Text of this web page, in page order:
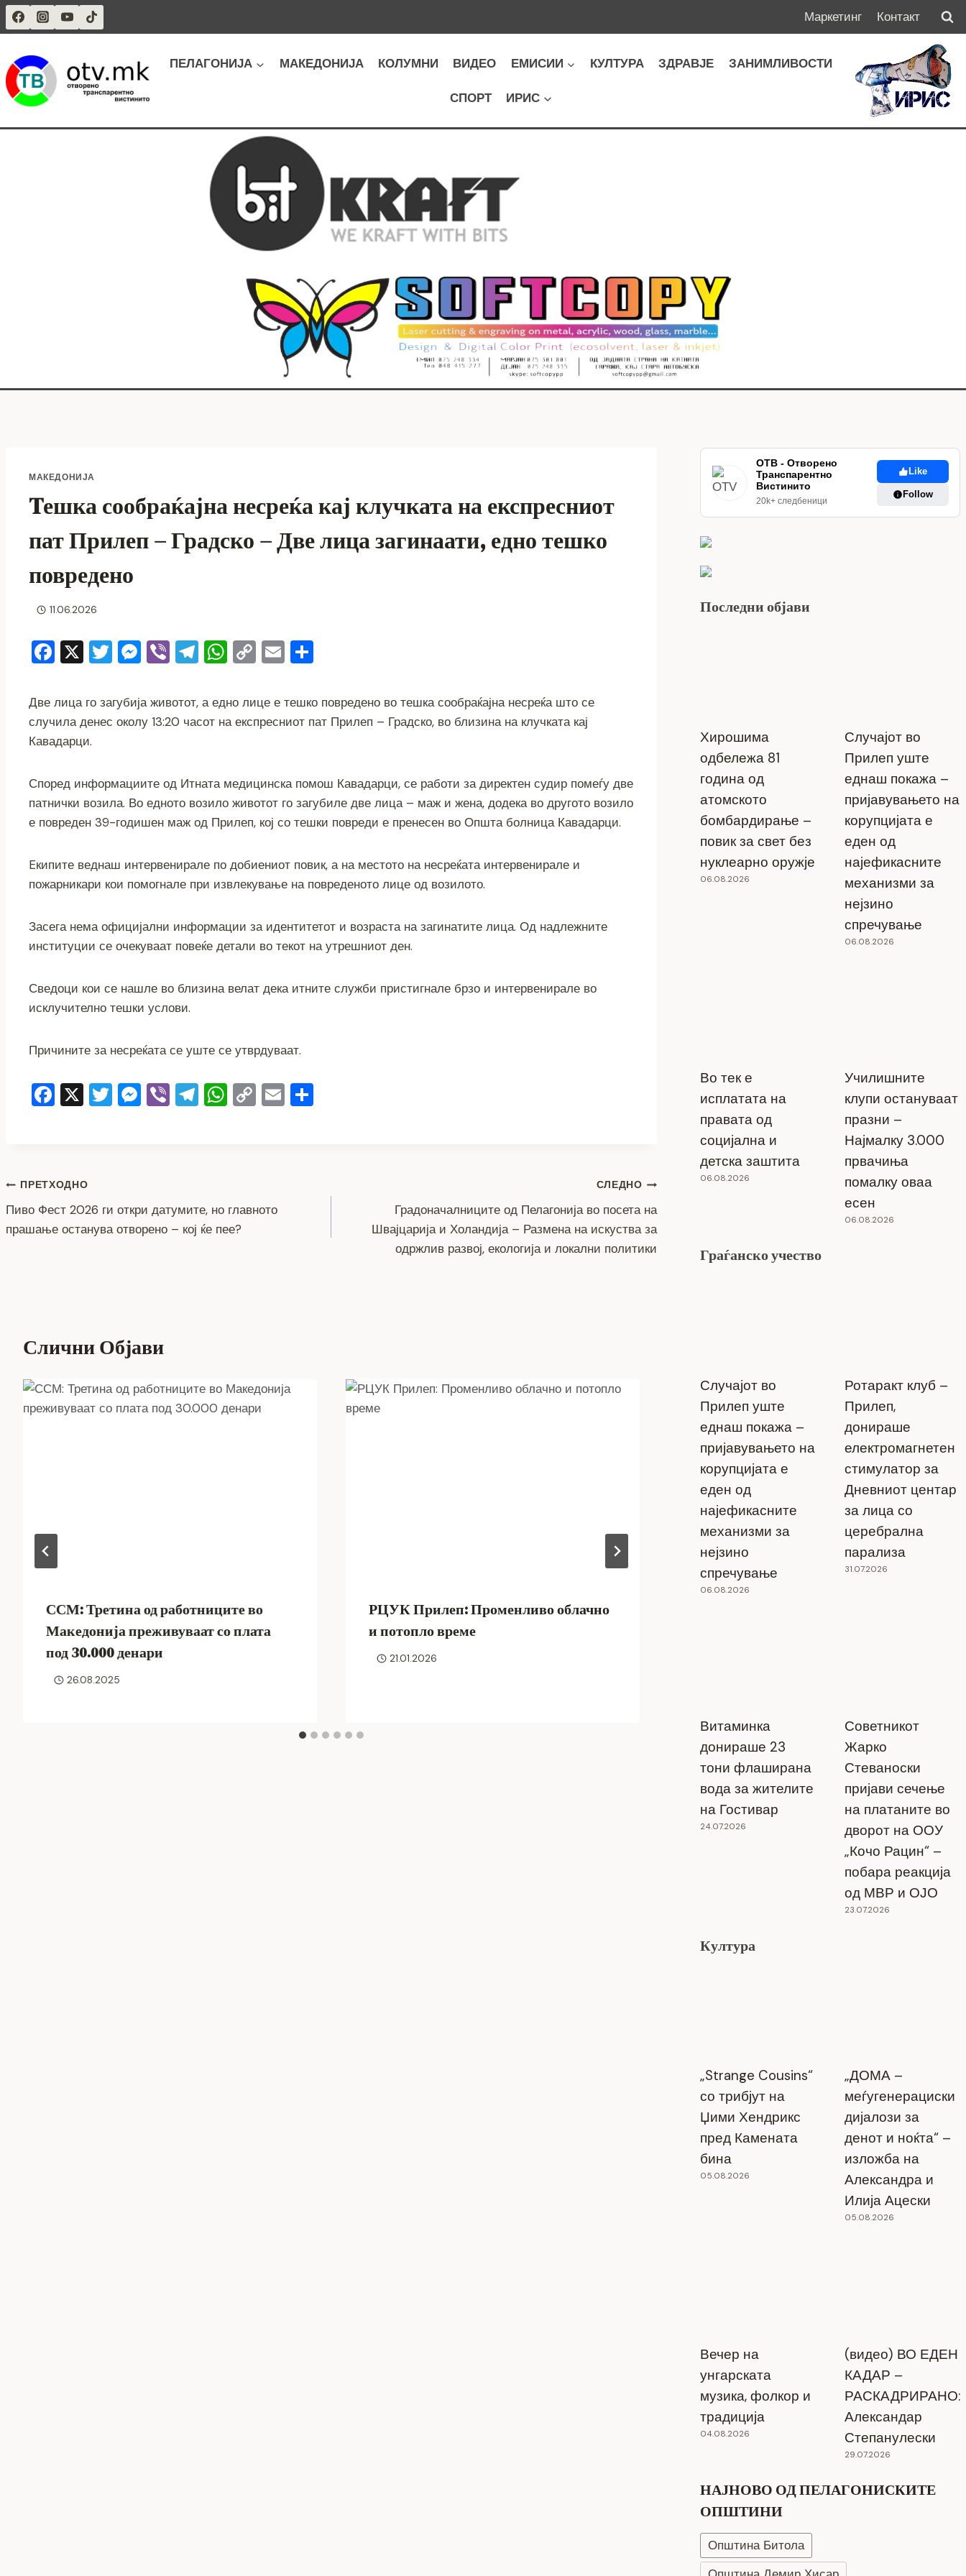
Skip
to
Маркетинг Контакт
ПЕЛАГОНИЈА МАКЕДОНИЈА КОЛУМНИ ВИДЕО ЕМИСИИ КУЛТУРА ЗДРАВЈЕ ЗАНИМЛИВОСТИ
СПОРТ ИРИС
МАКЕДОНИЈА
Tешка сообраќајна несреќа кај клучката на експресниот
пат Прилеп – Градско – Две лица загинаати, едно тешко
повредено
11.06.2026
F
c
e
b
o
k
X T
tt
er
M
ss
e
er
Vi
er
T
e
gr
W
at
s
p
C
p
y
k
E
ai
l
ar
e
Две лица го загубија животот, а едно лице е тешко повредено во тешка сообраќајна несреќа што се
случила денес околу 13:20 часот на експресниот пат Прилеп – Градско, во близина на клучката кај
Кавадарци.
Според информациите од Итната медицинска помош Кавадарци, се работи за директен судир помеѓу две
патнички возила. Во едното возило животот го загубиле две лица – маж и жена, додека во другото возило
е повреден 39-годишен маж од Прилеп, кој со тешки повреди е пренесен во Општа болница Кавадарци.
Eкипите веднаш интервенирале по добиениот повик, а на местото на несреќата интервенирале и
пожарникари кои помогнале при извлекување на повреденото лице од возилото.
Засега нема официјални информации за идентитетот и возраста на загинатите лица. Од надлежните
институции се очекуваат повеќе детали во текот на утрешниот ден.
Сведоци кои се нашле во близина велат дека итните служби пристигнале брзо и интервенирале во
исклучително тешки услови.
Причините за несреќата се уште се утврдуваат.
F
b
o
o
X T M
g
er
Vi T
m
W
p
p
C
n
E
Навигација
на
ПРЕТХОДНО
Пиво Фест 2026 ги откри датумите, но главното
прашање останува отворено – кој ќе пее?
СЛЕДНО
Градоначалниците од Пелагонија во посета на
Швајцарија и Холандија – Размена на искуства за
одржлив развој, екологија и локални политики
Слични Објави
ССМ: Третина од работниците во
Македонија преживуваат со плата
под 30.000 денари
26.08.2025
РЦУК Прилеп: Променливо облачно
и потопло време
21.01.2026
ОТВ - Отворено
Транспарентно
Вистинито
20k+ следбеници
Like
Follow
Последни објави
Хирошима
одбележа 81
година од
атомското
бомбардирање –
повик за свет без
нуклеарно оружје
06.08.2026
Случајот во
Прилеп уште
еднаш покажа –
пријавувањето на
корупцијата е
еден од
најефикасните
механизми за
нејзино
спречување
06.08.2026
Во тек е
исплатата на
правата од
социјална и
детска заштита
06.08.2026
Училишните
клупи остануваат
празни –
Најмалку 3.000
првачиња
помалку оваа
есен
06.08.2026
Граѓанско учество
Случајот во
Прилеп уште
еднаш покажа –
пријавувањето на
корупцијата е
еден од
најефикасните
механизми за
нејзино
спречување
06.08.2026
Ротаракт клуб –
Прилеп,
донираше
електромагнетен
стимулатор за
Дневниот центар
за лица со
церебрална
парализа
31.07.2026
Витаминка
донираше 23
тони флаширана
вода за жителите
на Гостивар
24.07.2026
Советникот
Жарко
Стеваноски
пријави сечење
на платаните во
дворот на ООУ
„Кочо Рацин“ –
побара реакција
од МВР и ОЈО
23.07.2026
Култура
„Strange Cousins“
со трибјут на
Џими Хендрикс
пред Камената
бина
05.08.2026
„ДОМА –
меѓугенерациски
дијалози за
денот и ноќта“ –
изложба на
Александра и
Илија Ацески
05.08.2026
Вечер на
унгарската
музика, фолкор и
традиција
04.08.2026
(видео) ВО ЕДЕН
КАДАР –
РАСКАДРИРАНО:
Александар
Степанулески
29.07.2026
НАЈНОВО ОД ПЕЛАГОНИСКИТЕ
ОПШТИНИ
Општина Битола